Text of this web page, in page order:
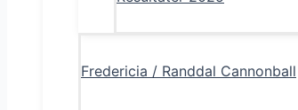
Fredericia / Randdal Cannonball